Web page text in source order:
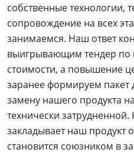
собственные технологии,
сопровождение на всех
занимаемся. Наш ответ
выигрывающим тендер по
стоимости, а повышение
заранее формируем
замену нашего продукта
технически затрудненной.
закладывает наш продукт
становится союзником в